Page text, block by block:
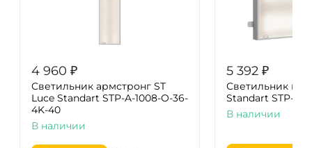
4 960 ₽
Светильник армстронг ST
Luce Standart STP-A-1008-O-36-
4K-40
В наличии
5 392 ₽
Светильник
Standart STP-G-
В наличии